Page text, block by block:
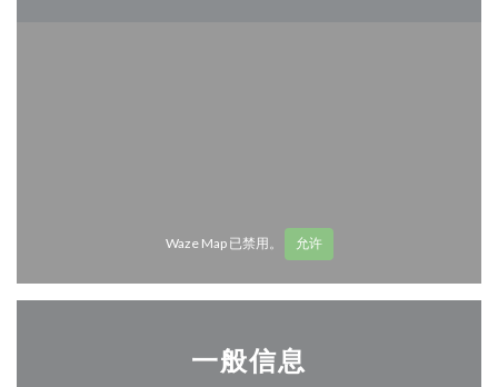
Waze Map 已禁用。 允许
一般信息